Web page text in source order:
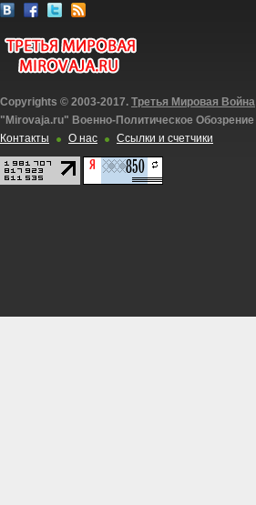
Copyrights © 2003-2017. Третья Мировая Война
"Mirovaja.ru" Военно-Политическое Обозрение
Контакты
О нас Ссылки и счетчики